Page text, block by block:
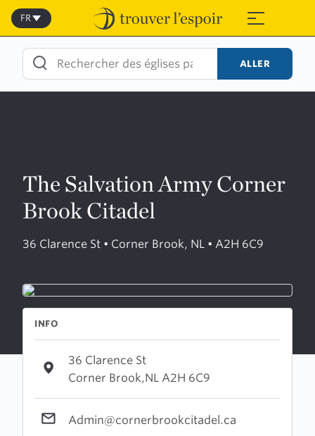
Skip
content
≡
FR
ALLER
The Salvation Army Corner
Brook Citadel
36 Clarence St • Corner Brook, NL • A2H 6C9
INFO
36 Clarence St
Corner Brook,NL A2H 6C9
Admin@cornerbrookcitadel.ca